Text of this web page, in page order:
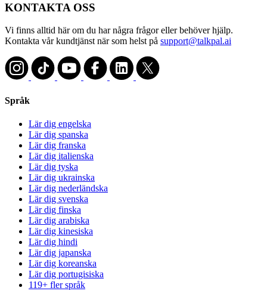
KONTAKTA OSS
Vi finns alltid här om du har några frågor eller behöver hjälp.
Kontakta vår kundtjänst när som helst på support@talkpal.ai
Språk
Lär dig engelska
Lär dig spanska
Lär dig franska
Lär dig italienska
Lär dig tyska
Lär dig ukrainska
Lär dig nederländska
Lär dig svenska
Lär dig finska
Lär dig arabiska
Lär dig kinesiska
Lär dig hindi
Lär dig japanska
Lär dig koreanska
Lär dig portugisiska
119+ fler språk